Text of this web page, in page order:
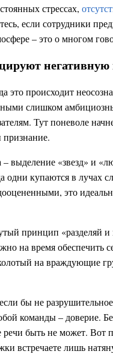
стрессах,
если сотрудники
– это о многом
происходит
слишком
Тут поневоле
признание.
– выделение «звезд» и
купаются в лучах
это
принцип «разделяй и
на время обеспечить
на враждующие
бы не
команды – доверие.
быть не может. Вот
встречаете лишь